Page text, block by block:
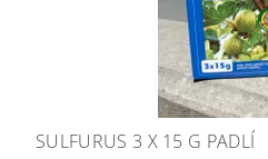
SULFURUS 3 X 15 G PADLÍ